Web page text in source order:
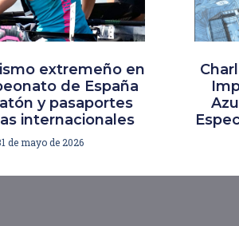
extremeño en
de España
y pasaportes
internacionales
de mayo de 2026